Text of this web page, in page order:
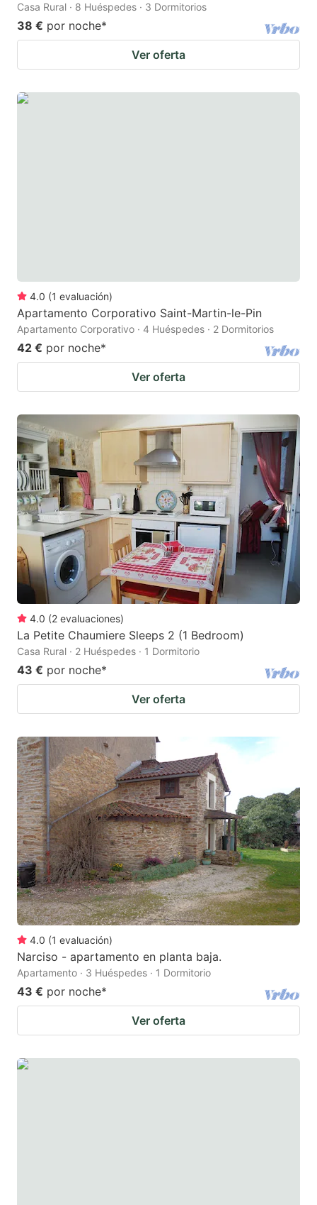
Casa Rural · 8 Huéspedes · 3 Dormitorios
38 € por noche*
Ver oferta
4.0 (1 evaluación)
Apartamento Corporativo Saint-Martin-le-Pin
Apartamento Corporativo · 4 Huéspedes · 2 Dormitorios
42 € por noche*
Ver oferta
4.0 (2 evaluaciones)
La Petite Chaumiere Sleeps 2 (1 Bedroom)
Casa Rural · 2 Huéspedes · 1 Dormitorio
43 € por noche*
Ver oferta
4.0 (1 evaluación)
Narciso - apartamento en planta baja.
Apartamento · 3 Huéspedes · 1 Dormitorio
43 € por noche*
Ver oferta